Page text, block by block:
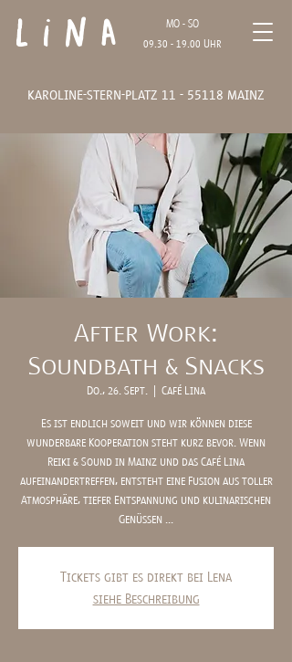
Lina
MO - SO
09.30 - 19.00 Uhr
karoline-stern-platz 11 - 55118 mainz
After Work:
Soundbath & Snacks
Do., 26. Sept.
  |
Café Lina
Es ist endlich soweit und wir können diese
wunderbare Kooperation steht kurz bevor. Wenn
Reiki & Sound in Mainz und das Café Lina
aufeinandertreffen, entsteht eine Fusion aus toller
Atmosphäre, tiefer Entspannung und kulinarischen
Genüssen ...
Tickets gibt es direkt bei Lena
siehe Beschreibung